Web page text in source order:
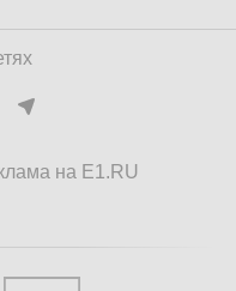
на E1.RU